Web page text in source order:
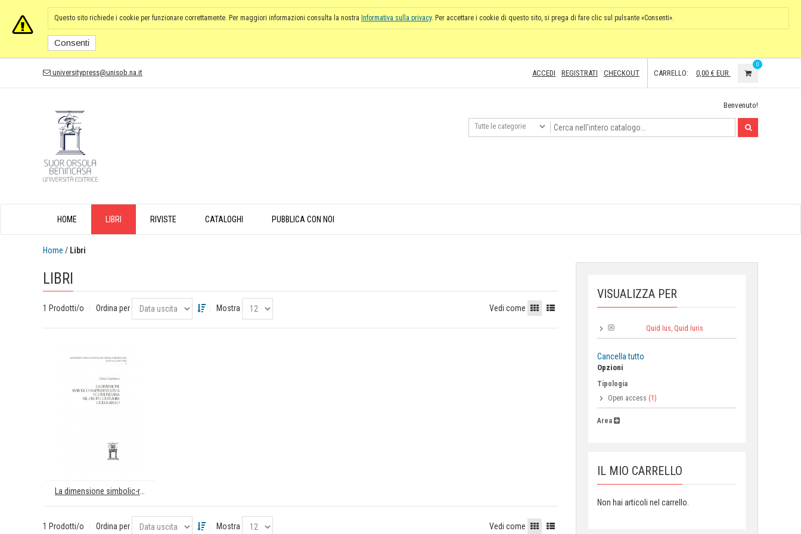
Questo sito richiede i cookie per funzionare correttamente. Per maggiori informazioni consulta la nostra Informativa sulla privacy. Per accettare i cookie di questo sito, si prega di fare clic sul pulsante «Consenti».
Consenti
universitypress@unisob.na.it ACCEDI REGISTRATI CHECKOUT CARRELLO: 0,00 € EUR
0
Benvenuto!
HOME LIBRI RIVISTE CATALOGHI PUBBLICA CON NOI
Home / Libri
VISUALIZZA PER
Quid Ius, Quid Iuris
Cancella tutto
Opzioni
Tipologia
Open access (1)
Area
IL MIO CARRELLO
Non hai articoli nel carrello.
LIBRI
1 Prodotti/o Ordina per Mostra Vedi come
1 Prodotti/o Ordina per Mostra Vedi come